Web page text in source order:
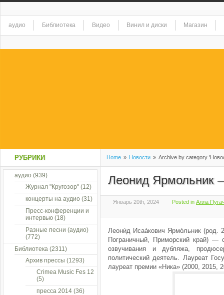
аудио Библиотека Видео Винил и диски Магазин
Home » Новости » Archive by category
Леонид Ярмольник
Январь 20th, 2024 Posted in Алла
Леони́д Исаа́кович Ярмо́льник (род.
Пограничный, Приморский край) —
озвучивания и дубляжа,
политический деятель. Лауреат
лауреат премии «Ника» (2000, 2015,
РУБРИКИ
аудио (939)
Журнал "Кругозор" (12)
концерты на аудио (31)
Пресс-конференции и
интервью (18)
Разные песни (аудио)
(772)
Библиотека (2311)
Архив прессы (1293)
Crimea Music Fes 12
(5)
пресса 2014 (36)